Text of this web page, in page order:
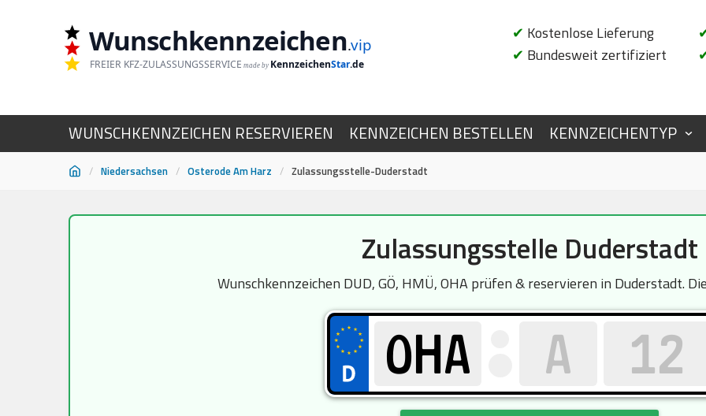
Wunschkennzeichen.vip
FREIER KFZ-ZULASSUNGSSERVICE made by KennzeichenStar.de
✔ Kostenlose Lieferung
✔ Bundesweit zertifiziert
WUNSCHKENNZEICHEN RESERVIEREN KENNZEICHEN BESTELLEN KENNZEICHENTYP
/ Niedersachsen / Osterode Am Harz / Zulassungsstelle-Duderstadt
Zulassungsstelle Duderstadt
Wunschkennzeichen DUD, GÖ, HMÜ, OHA prüfen & reservieren in Duderstadt.